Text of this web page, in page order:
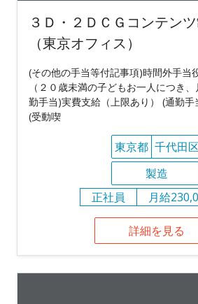
３Ｄ・２ＤＣＧコンテン
（東京オフィス）
(その他の手当等付記事項)時間外手当
（２０歳未満の子どもお一人につき
勤手当)実費支給（上限あり） (通勤
(受動喫
東京都 千代田区
製造
正社員
月給
詳細を見る